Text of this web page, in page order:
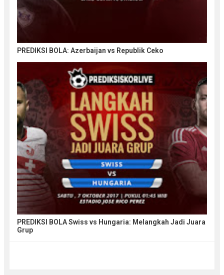
PREDIKSI BOLA: Azerbaijan vs Republik Ceko
PREDIKSI BOLA Swiss vs Hungaria: Melangkah Jadi Juara
Grup